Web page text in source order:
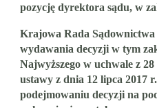
pozycję dyrektora sądu, w
Krajowa Rada Sądownictwa
wydawania decyzji w tym
Najwyższego w uchwale z
ustawy z dnia 12 lipca 2017
podejmowaniu decyzji na